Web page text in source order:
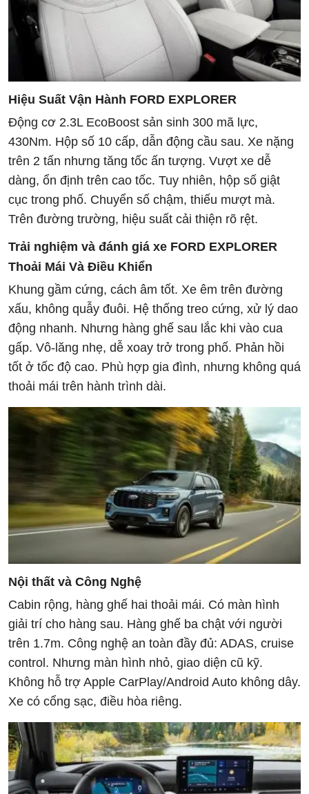
Hiệu Suất Vận Hành FORD EXPLORER
Động cơ 2.3L EcoBoost sản sinh 300 mã lực,
430Nm. Hộp số 10 cấp, dẫn động cầu sau. Xe nặng
trên 2 tấn nhưng tăng tốc ấn tượng. Vượt xe dễ
dàng, ổn định trên cao tốc. Tuy nhiên, hộp số giật
cục trong phố. Chuyển số chậm, thiếu mượt mà.
Trên đường trường, hiệu suất cải thiện rõ rệt.
Trải nghiệm và đánh giá xe FORD EXPLORER
Thoải Mái Và Điều Khiển
Khung gầm cứng, cách âm tốt. Xe êm trên đường
xấu, không quẫy đuôi. Hệ thống treo cứng, xử lý dao
động nhanh. Nhưng hàng ghế sau lắc khi vào cua
gấp. Vô-lăng nhẹ, dễ xoay trở trong phố. Phản hồi
tốt ở tốc độ cao. Phù hợp gia đình, nhưng không quá
thoải mái trên hành trình dài.
Nội thất và Công Nghệ
Cabin rộng, hàng ghế hai thoải mái. Có màn hình
giải trí cho hàng sau. Hàng ghế ba chật với người
trên 1.7m. Công nghệ an toàn đầy đủ: ADAS, cruise
control. Nhưng màn hình nhỏ, giao diện cũ kỹ.
Không hỗ trợ Apple CarPlay/Android Auto không dây.
Xe có cổng sạc, điều hòa riêng.